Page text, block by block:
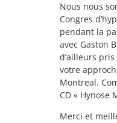
Nous nous
Congres
pendant la
avec Gaston
d’ailleurs pris
votre
Montreal.
CD « Hynose
Merci et